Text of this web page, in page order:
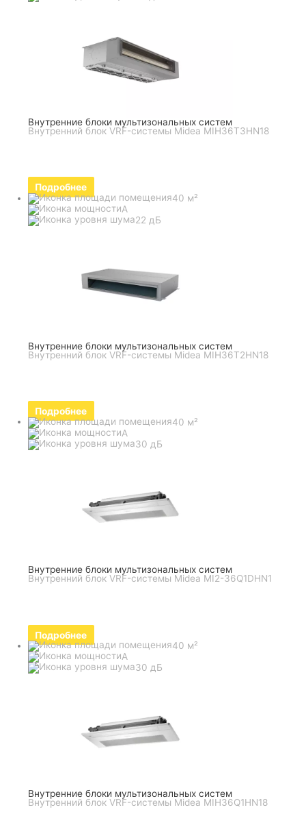
Внутренние блоки мультизональных систем
Внутренний блок VRF-системы Midea MIH36T3HN18
Подробнее
40 м²
A
22 дБ
Внутренние блоки мультизональных систем
Внутренний блок VRF-системы Midea MIH36T2HN18
Подробнее
40 м²
A
30 дБ
Внутренние блоки мультизональных систем
Внутренний блок VRF-системы Midea MI2-36Q1DHN1
Подробнее
40 м²
A
30 дБ
Внутренние блоки мультизональных систем
Внутренний блок VRF-системы Midea MIH36Q1HN18